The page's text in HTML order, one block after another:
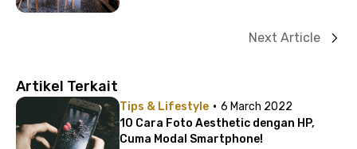
Next Article
Artikel Terkait
Tips & Lifestyle · 6 March 2022
10 Cara Foto Aesthetic dengan HP,
Cuma Modal Smartphone!